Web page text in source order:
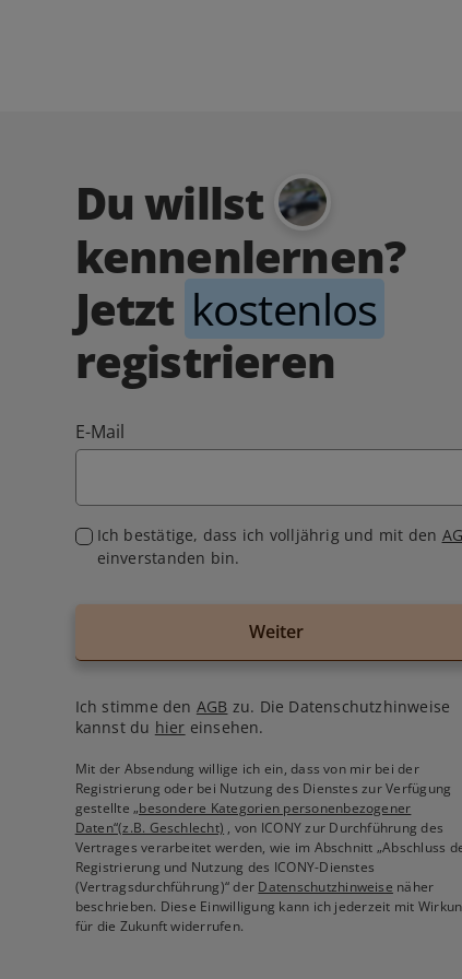
Du willst
kennenlernen?
Jetzt kostenlos
registrieren
E-Mail
Ich bestätige, dass ich volljährig und mit den
einverstanden bin.
Weiter
Ich stimme den AGB zu. Die Datenschutzhinweise
kannst du hier einsehen.
Mit der Absendung willige ich ein, dass von mir bei der
Registrierung oder bei Nutzung des Dienstes zur Verfügung
gestellte„besondere Kategorien personenbezogener
Daten“(z.B. Geschlecht) , von ICONY zur Durchführung des
Vertrages verarbeitet werden, wie im Abschnitt „Abschluss
Registrierung und Nutzung des ICONY-Dienstes
(Vertragsdurchführung)“ der Datenschutzhinweise näher
beschrieben. Diese Einwilligung kann ich jederzeit mit
für die Zukunft widerrufen.